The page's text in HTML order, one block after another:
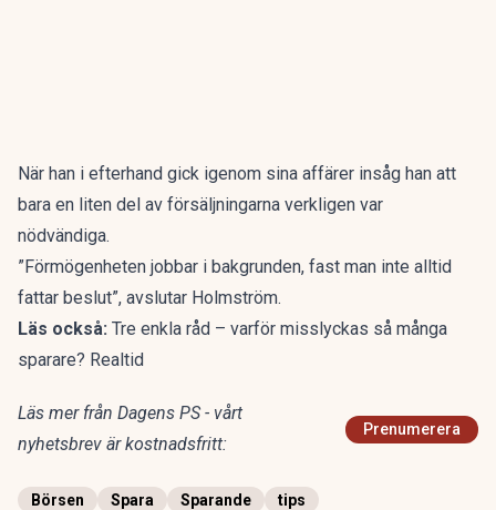
När han i efterhand gick igenom sina affärer insåg han att
bara en liten del av försäljningarna verkligen var
nödvändiga.
”Förmögenheten jobbar i bakgrunden, fast man inte alltid
fattar beslut”, avslutar Holmström.
Läs också: Tre enkla råd – varför misslyckas så många
sparare? Realtid
Läs mer från Dagens PS - vårt
nyhetsbrev är kostnadsfritt:
Prenumerera
Börsen Spara Sparande tips